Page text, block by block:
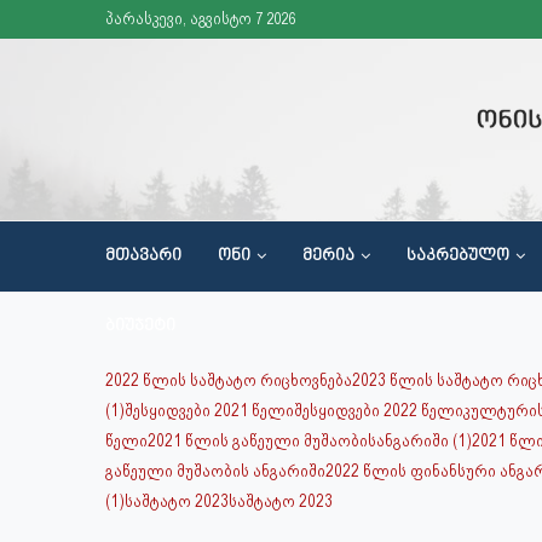
პარასკევი, აგვისტო 7 2026
ᲛᲗᲐᲕᲐᲠᲘ ᲝᲜᲘ ᲛᲔᲠᲘᲐ ᲡᲐᲙᲠᲔᲑᲣᲚᲝ
2022 წლის საშტატო რიცხოვნება2023 წლის საშტატო
(1)შესყიდვები 2021 წელიშესყიდვები 2022 წელი
წელი2021 წლის გაწეული მუშაობისანგარიში (1)2021
გაწეული მუშაობის ანგარიში2022 წლის ფინანსური
(1)საშტატო 2023საშტატო 2023